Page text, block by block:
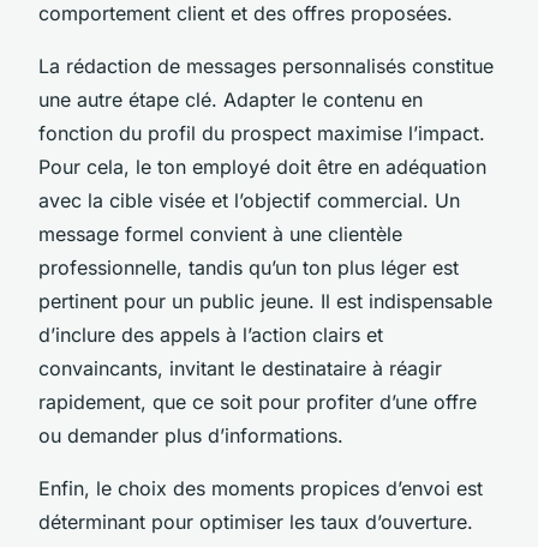
comportement client et des offres proposées.
La rédaction de messages personnalisés constitue
une autre étape clé. Adapter le contenu en
fonction du profil du prospect maximise l’impact.
Pour cela, le ton employé doit être en adéquation
avec la cible visée et l’objectif commercial. Un
message formel convient à une clientèle
professionnelle, tandis qu’un ton plus léger est
pertinent pour un public jeune. Il est indispensable
d’inclure des appels à l’action clairs et
convaincants, invitant le destinataire à réagir
rapidement, que ce soit pour profiter d’une offre
ou demander plus d’informations.
Enfin, le choix des moments propices d’envoi est
déterminant pour optimiser les taux d’ouverture.